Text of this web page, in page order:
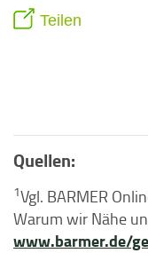
Teilen
Quellen:
1Vgl. BARMER
Warum wir Nähe
www.barmer.de/